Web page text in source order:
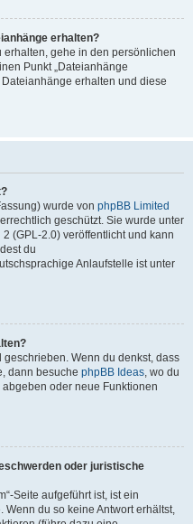
erhalten?
gehe in den persönlichen
Punkt „Dateianhänge
erhalten und diese
wurde von phpBB Limited
geschützt. Sie wurde unter
(GPL-2.0) veröffentlicht und kann
du
Anlaufstelle ist unter
Wenn du denkst, dass
dann besuche phpBB Ideas, wo du
oder neue Funktionen
oder juristische
Seite aufgeführt ist, ist ein
du so keine Antwort erhältst,